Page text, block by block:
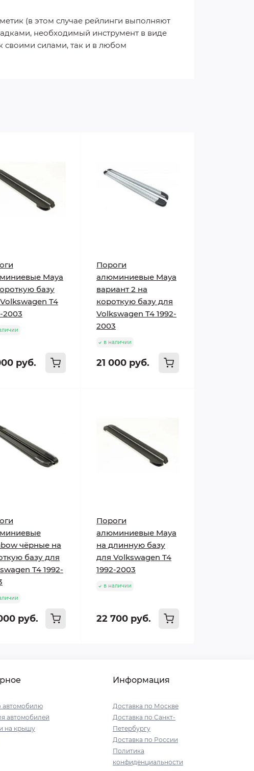
(в этом случае рейлинги выполняют
необходимый инструмент в виде
своими силами, так и в любом
Maya
базу
T4
2003
руб.
Пороги
алюминиевые Maya
вариант 2 на
короткую базу для
Volkswagen T4 1992-
2003
в наличии
21 000 руб.
чёрные на
базу для
T4 1992-
руб.
Пороги
алюминиевые Maya
на длинную базу
для Volkswagen T4
1992-2003
в наличии
22 700 руб.
автомобилю
автомобилей
на крышу
Информация
Доставка по Москве
Доставка по Санкт-
Петербургу
Доставка по России
Политика
конфиденциальности